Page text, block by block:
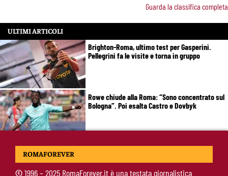
Guarda la classifica completa
ULTIMI ARTICOLI
Brighton-Roma, ultimo test per Gasperini.
Pellegrini fa le visite e torna in gruppo
Rowe chiude alla Roma: “Sono concentrato sul
Bologna”. Poi esalta Castro e Dovbyk
Mercato Roma, Gasperini aspetta ancora il suo
ROMAFOREVER
©1996 – 2025 RomaForever.it è una testata giornalistica